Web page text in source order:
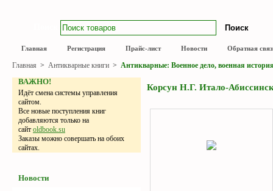
Главная Регистрация Прайс-лист Новости Обратная
Главная > Антикварные книги > Антикварные: Военное дело, военная
ВАЖНО!
Идёт смена системы управления
сайтом.
Все новые поступления книг
добавляются только на
сайт oldbook.su
Заказы можно совершать на обоих
сайтах.
Новости
Корсун Н.Г. Итало-